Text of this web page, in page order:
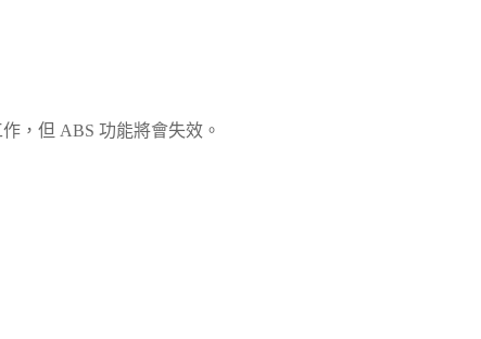
，但 ABS 功能將會失效。